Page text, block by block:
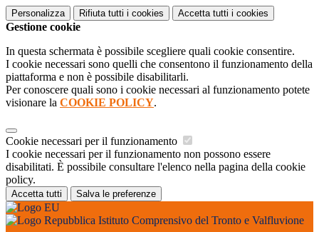
Personalizza Rifiuta tutti i cookies Accetta tutti i cookies
Gestione cookie
In questa schermata è possibile scegliere quali cookie consentire.
I cookie necessari sono quelli che consentono il funzionamento della
piattaforma e non è possibile disabilitarli.
Per conoscere quali sono i cookie necessari al funzionamento potete
visionare la COOKIE POLICY.
Cookie necessari per il funzionamento
I cookie necessari per il funzionamento non possono essere
disabilitati. È possibile consultare l'elenco nella pagina della cookie
policy.
Accetta tutti Salva le preferenze
Istituto Comprensivo del Tronto e Valfluvione